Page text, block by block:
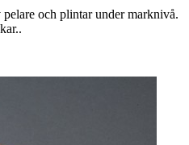
och plintar under marknivå.